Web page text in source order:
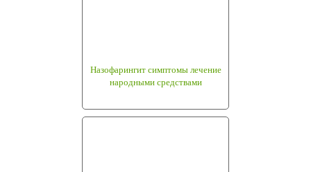
Назофарингит симптомы лечение
народными средствами